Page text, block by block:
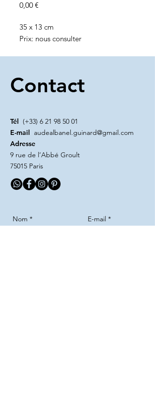
0,00 €
35 x 13 cm
Prix: nous consulter
Contact
Tél (+33) 6 21 98 50 01
E-mail audealbanel.guinard@gmail.com
Adresse
9 rue de l’Abbé Groult
75015 Paris